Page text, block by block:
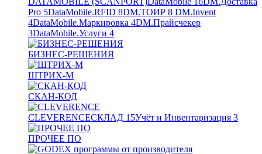
Pro 5DataMobile.RFID 8DM.ТОИР 8 DM.Invent
4DataMobile.Маркировка 4DM.Прайсчекер
3DataMobile.Услуги 4
БИЗНЕС-РЕШЕНИЯ
ШТРИХ-М
СКАН-КОД
CLEVERENCEСКЛАД 15Учёт и Инвентаризация 3
ПРОЧЕЕ ПО